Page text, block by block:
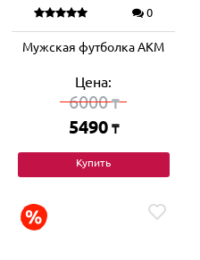
0
Мужская футболка АКМ
Цена:
6000₸
5490 ₸
Купить